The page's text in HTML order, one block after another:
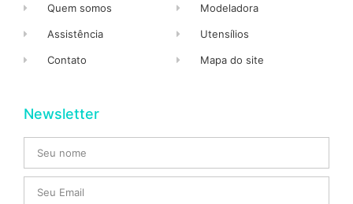
Quem somos
Assistência
Contato
Modeladora
Utensílios
Mapa do site
Newsletter